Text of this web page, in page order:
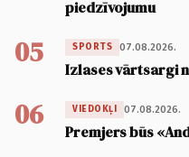
piedzīvojumu
05 SPORTS 07.08.2026.
Izlases vārtsargi
06 VIEDOKĻI 07.08.2026.
Premjers būs